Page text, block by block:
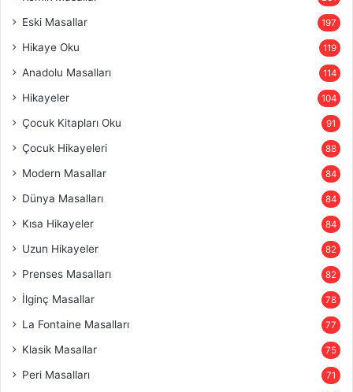
Eski Masallar 197
Hikaye Oku 119
Anadolu Masalları 114
Hikayeler 104
Çocuk Kitapları Oku 91
Çocuk Hikayeleri 88
Modern Masallar 84
Dünya Masalları 84
Kısa Hikayeler 84
Uzun Hikayeler 82
Prenses Masalları 82
İlginç Masallar 78
La Fontaine Masalları 77
Klasik Masallar 75
Peri Masalları 71